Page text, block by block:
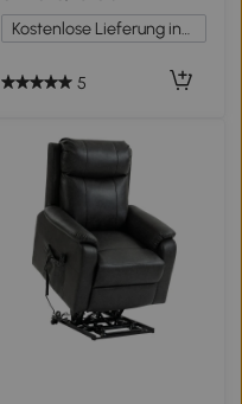
Grau
Kostenlose Lieferung innerhalb Deutschlands
5